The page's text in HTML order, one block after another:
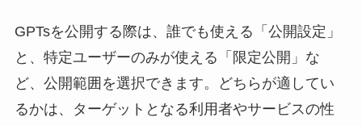
GPTsを公開する際は、誰でも使える「公開設定」
と、特定ユーザーのみが使える「限定公開」な
ど、公開範囲を選択できます。どちらが適してい
るかは、ターゲットとなる利用者やサービスの性